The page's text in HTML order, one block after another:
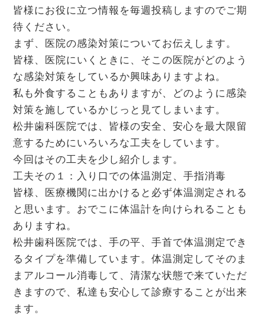
皆様にお役に立つ情報を毎週投稿しますのでご期
待ください。
まず、医院の感染対策についてお伝えします。
皆様、医院にいくときに、そこの医院がどのよう
な感染対策をしているか興味ありますよね。
私も外食することもありますが、どのように感染
対策を施しているかじっと見てしまいます。
松井歯科医院では、皆様の安全、安心を最大限留
意するためにいろいろな工夫をしています。
今回はその工夫を少し紹介します。
工夫その１：入り口での体温測定、手指消毒
皆様、医療機関に出かけると必ず体温測定される
と思います。おでこに体温計を向けられることも
ありますね。
松井歯科医院では、手の平、手首で体温測定でき
るタイプを準備しています。体温測定してそのま
まアルコール消毒して、清潔な状態で来ていただ
きますので、私達も安心して診療することが出来
ます。